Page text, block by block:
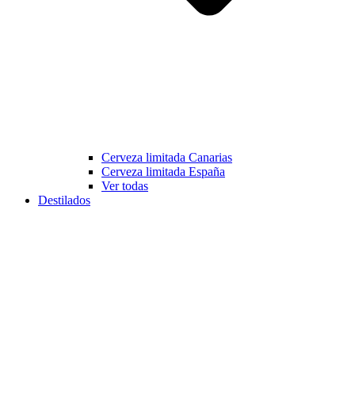
Cerveza limitada Canarias
Cerveza limitada España
Ver todas
Destilados